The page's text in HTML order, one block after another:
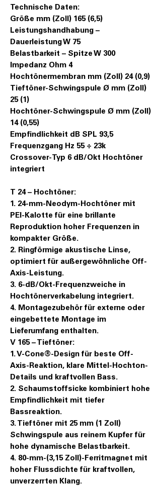
Technische Daten:
Größe mm (Zoll) 165 (6,5)
Leistungshandhabung –
Dauerleistung W 75
Belastbarkeit – Spitze W 300
Impedanz Ohm 4
Hochtönermembran mm (Zoll) 24 (0,9)
Tieftöner-Schwingspule Ø mm (Zoll)
25 (1)
Hochtöner-Schwingspule Ø mm (Zoll)
14 (0,55)
Empfindlichkeit dB SPL 93,5
Frequenzgang Hz 55 ÷ 23k
Crossover-Typ 6 dB/Okt Hochtöner
integriert
T 24 – Hochtöner:
1. 24-mm-Neodym-Hochtöner mit
PEI-Kalotte für eine brillante
Reproduktion hoher Frequenzen in
kompakter Größe.
2. Ringförmige akustische Linse,
optimiert für außergewöhnliche Off-
Axis-Leistung.
3. 6-dB/Okt-Frequenzweiche in
Hochtönerverkabelung integriert.
4. Montagezubehör für externe oder
eingebettete Montage im
Lieferumfang enthalten.
V 165 – Tieftöner:
1. V-Cone®-Design für beste Off-
Axis-Reaktion, klare Mittel-Hochton-
Details und kraftvollen Bass.
2. Schaumstoffsicke kombiniert hohe
Empfindlichkeit mit tiefer
Bassreaktion.
3. Tieftöner mit 25 mm (1 Zoll)
Schwingspule aus reinem Kupfer für
hohe dynamische Belastbarkeit.
4. 80-mm-(3,15 Zoll)-Ferritmagnet mit
hoher Flussdichte für kraftvollen,
unverzerrten Klang.